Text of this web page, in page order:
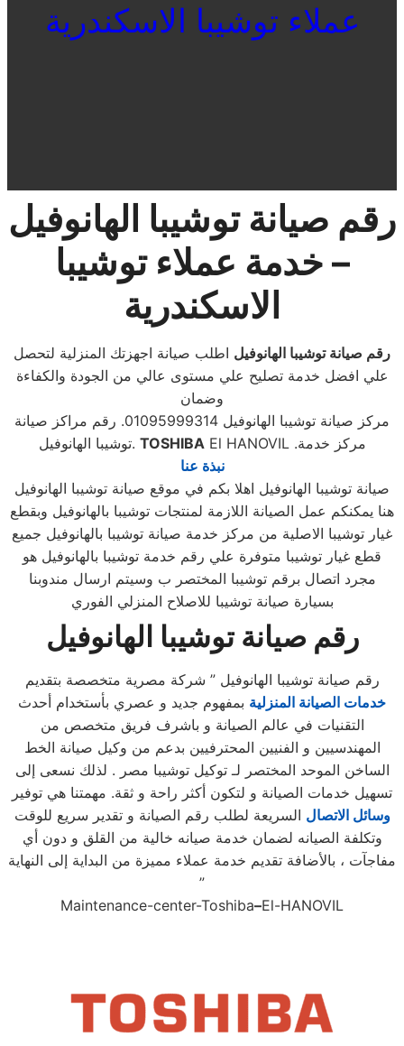
عملاء توشيبا الاسكندرية
رقم صيانة توشيبا الهانوفيل
– خدمة عملاء توشيبا
الاسكندرية
رقم صيانة توشيبا الهانوفيل اطلب صيانة اجهزتك المنزلية لتحصل
علي افضل خدمة تصليح علي مستوى عالي من الجودة والكفاءة
وضمان
مركز صيانة توشيبا الهانوفيل 01095999314. رقم مراكز صيانة
توشيبا الهانوفيل. TOSHIBA
El HANOVIL .مركز خدمة
نبذة عنا
صيانة توشيبا الهانوفيل اهلا بكم في موقع صيانة توشيبا الهانوفيل
هنا يمكنكم عمل الصيانة اللازمة لمنتجات توشيبا بالهانوفيل وبقطع
غيار توشيبا الاصلية من مركز خدمة صيانة توشيبا بالهانوفيل جميع
قطع غيار توشيبا متوفرة علي رقم خدمة توشيبا بالهانوفيل هو
مجرد اتصال برقم توشيبا المختصر ب وسيتم ارسال مندوبنا
بسيارة صيانة توشيبا للاصلاح المنزلي الفوري
رقم صيانة توشيبا الهانوفيل
رقم صيانة توشيبا الهانوفيل ” شركة مصرية متخصصة بتقديم
خدمات الصيانة المنزلية بمفهوم جديد و عصري بأستخدام أحدث
التقنيات في عالم الصيانة و باشرف فريق متخصص من
المهندسيين و الفنيين المحترفيين بدعم من وكيل صيانة الخط
الساخن الموحد المختصر لـ توكيل توشيبا مصر . لذلك نسعى إلى
تسهيل خدمات الصيانة و لتكون أكثر راحة و ثقة. مهمتنا هي توفير
وسائل الاتصال السريعة لطلب رقم الصيانة و تقدير سريع للوقت
وتكلفة الصيانه لضمان خدمة صيانه خالية من القلق و دون أي
مفاجآت ، بالأضافة تقديم خدمة عملاء مميزة من البداية إلى النهاية
”
Maintenance-center-Toshiba–El-HANOVIL